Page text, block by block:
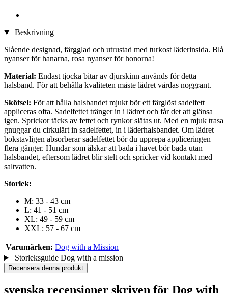
Beskrivning
Slående designad, färgglad och utrustad med turkost läderinsida. Blå
nyanser för hanarna, rosa nyanser för honorna!
Material: Endast tjocka bitar av djurskinn används för detta
halsband. För att behålla kvaliteten måste lädret vårdas noggrant.
Skötsel: För att hålla halsbandet mjukt bör ett färglöst sadelfett
appliceras ofta. Sadelfettet tränger in i lädret och får det att glänsa
igen. Sprickor täcks av fettet och rynkor slätas ut. Med en mjuk trasa
gnuggar du cirkulärt in sadelfettet, in i läderhalsbandet. Om lädret
bokstavligen absorberar sadelfettet bör du upprepa appliceringen
flera gånger. Hundar som älskar att bada i havet bör bada utan
halsbandet, eftersom lädret blir stelt och spricker vid kontakt med
saltvatten.
Storlek:
M: 33 - 43 cm
L: 41 - 51 cm
XL: 49 - 59 cm
XXL: 57 - 67 cm
Varumärken: Dog with a Mission
Storleksguide Dog with a mission
Recensera denna produkt
svenska recensioner skriven för Dog with